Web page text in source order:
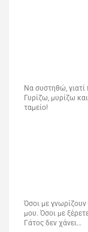
Να συστηθώ, γιατί
Γυρίζω, μυρίζω
ταμείο!
Όσοι με
μου. Όσοι με
Γάτος δεν χάνει…